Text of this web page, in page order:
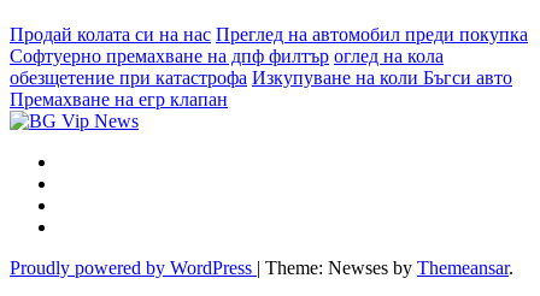
Продай колата си на нас Преглед на автомобил преди покупка
Софтуерно премахване на дпф филтър оглед на кола
обезщетение при катастрофа Изкупуване на коли Бъгси авто
Премахване на егр клапан
Proudly powered by WordPress | Theme: Newses by Themeansar.